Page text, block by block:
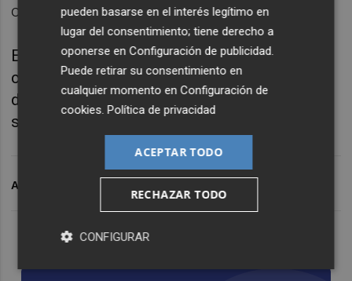
Lo Más Escuchado
organización social de los cuidados.
En este episodio de Voces IVAM hablamos
con
Alba Herrero y Ana Penyasde trabajo
doméstico, precariedad y de la búsqueda de
soluciones colectivas.
ARCHIVADO EN
pueden basarse en el interés legítimo en
lugar del consentimiento; tiene derecho a
oponerse enConfiguración de publicidad.
Puede retirar su consentimiento en
cualquier momento enConfiguración de
cookies.Política de privacidad
ACEPTAR TODO
RECHAZAR TODO
CONFIGURAR